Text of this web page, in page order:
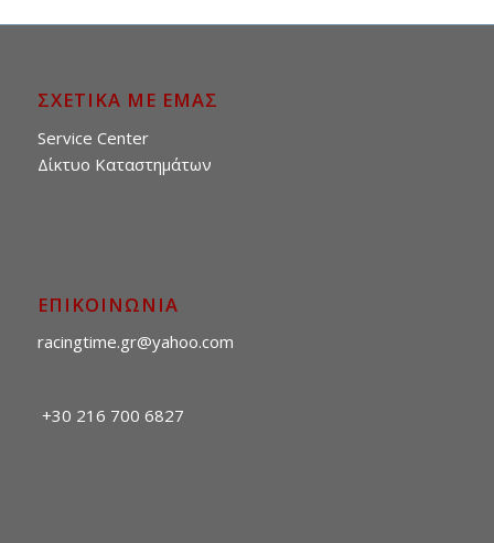
ΣΧΕΤΙΚΑ ΜΕ ΕΜΑΣ
Service Center
Δίκτυο Καταστημάτων
ΕΠΙΚΟΙΝΩΝΙΑ
racingtime.gr@yahoo.com
+30 216 700 6827